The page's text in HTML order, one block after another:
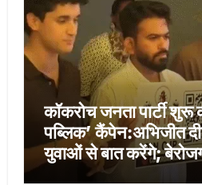
कॉकरोच जनता पार्टी शुरू
पब्लिक’ कैंपेन:अभिजीत
युवाओं से बात करेंगे;
शिक्षा होगी मुद्दा